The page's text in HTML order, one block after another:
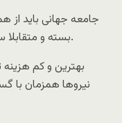
بسته و متقابلا سفارتخانه های رژیم در دنیا را تعطیل کنند.
نیروها همزمان با